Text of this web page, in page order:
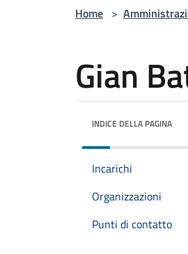
Home >
Gian
INDICE DELLA PAGINA
Incarichi
Organizzazioni
Punti di contatto